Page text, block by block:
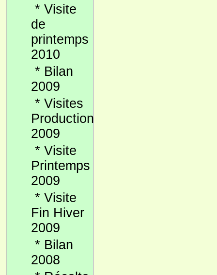
* Visite
de
printemps
2010
* Bilan
2009
* Visites
Production
2009
* Visite
Printemps
2009
* Visite
Fin Hiver
2009
* Bilan
2008